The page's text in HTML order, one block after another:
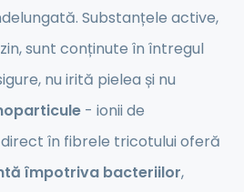
Substanțele active,
sunt conținute în întregul
nu irită pielea și nu
- ionii de
în fibrele tricotului oferă
împotriva bacteriilor,